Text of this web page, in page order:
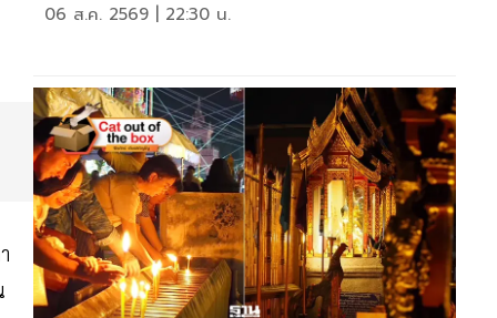
06 ส.ค. 2569 | 22:30 น.